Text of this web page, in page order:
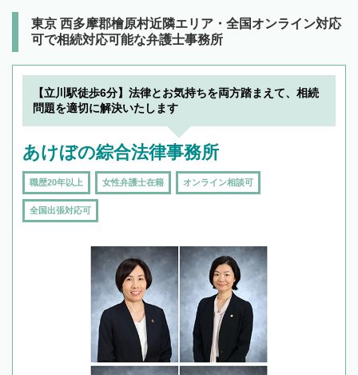
東京 西多摩郡檜原村近隣エリア・全国オンライン対応
可で相続対応可能な弁護士事務所
【立川駅徒歩6分】法律とお気持ちを両方踏まえて、相続
問題を適切に解決いたします
あけぼの綜合法律事務所
職歴20年以上 女性弁護士在籍 オンライン相談可
全国出張対応可